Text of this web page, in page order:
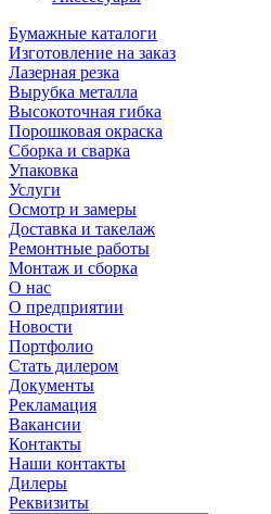
Бумажные каталоги
Изготовление на заказ
Лазерная резка
Вырубка металла
Высокоточная гибка
Порошковая окраска
Сборка и сварка
Упаковка
Услуги
Осмотр и замеры
Доставка и такелаж
Ремонтные работы
Монтаж и сборка
О нас
О предприятии
Новости
Портфолио
Стать дилером
Документы
Рекламация
Вакансии
Контакты
Наши контакты
Дилеры
Реквизиты